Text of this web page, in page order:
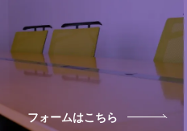
フォームはこちら